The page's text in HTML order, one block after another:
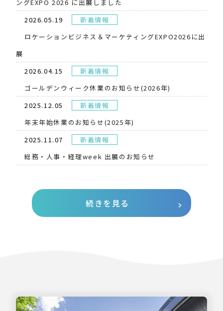
ングEXPO 2026 に出展しました
2026.05.19
新着情報
​ロケーションビジネス＆マーケティングEXPO2026に出
展
2026.04.15
新着情報
ゴールデンウィーク休業のお知らせ(2026年)
2025.12.05
新着情報
年末年始休業のお知らせ(2025年)
2025.11.07
新着情報
総務・人事・経理week 出展のお知らせ
続きを見る